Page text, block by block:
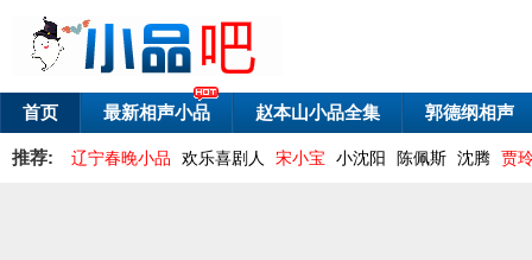
首页 最新相声小品 赵本山小品全集 郭德纲相声
推荐: 辽宁春晚小品 欢乐喜剧人 宋小宝 小沈阳 陈佩斯 沈腾 贾